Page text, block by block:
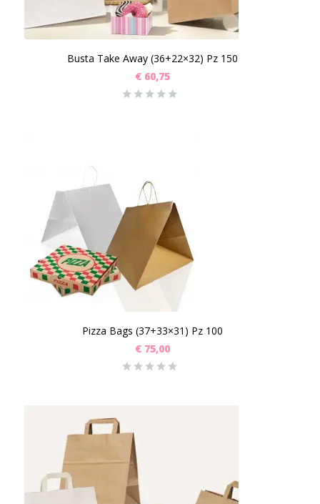
Busta Take Away (36+22×32) Pz 150
€ 60,75
Pizza Bags (37+33×31) Pz 100
€ 75,00